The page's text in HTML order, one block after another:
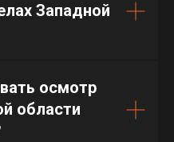
Западной
осмотр
области